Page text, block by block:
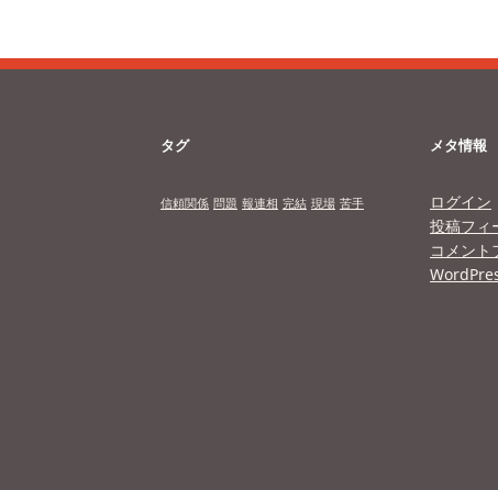
タグ
信頼関係 問題 報連相 完結 現場 苦手
メタ情報
ログイン
投稿フィ
コメント